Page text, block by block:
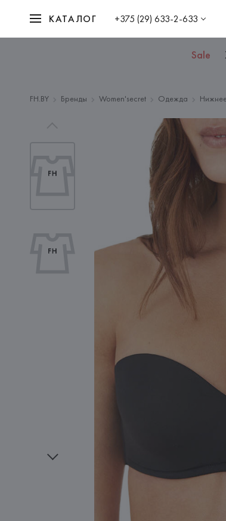
КАТАЛОГ +375 (29) 633-2-633
Sale
FH.BY Бренды Women'secret Одежда